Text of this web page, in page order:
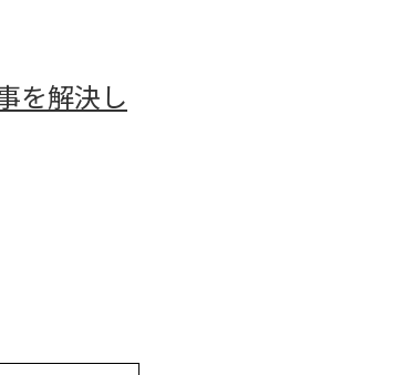
を解決し